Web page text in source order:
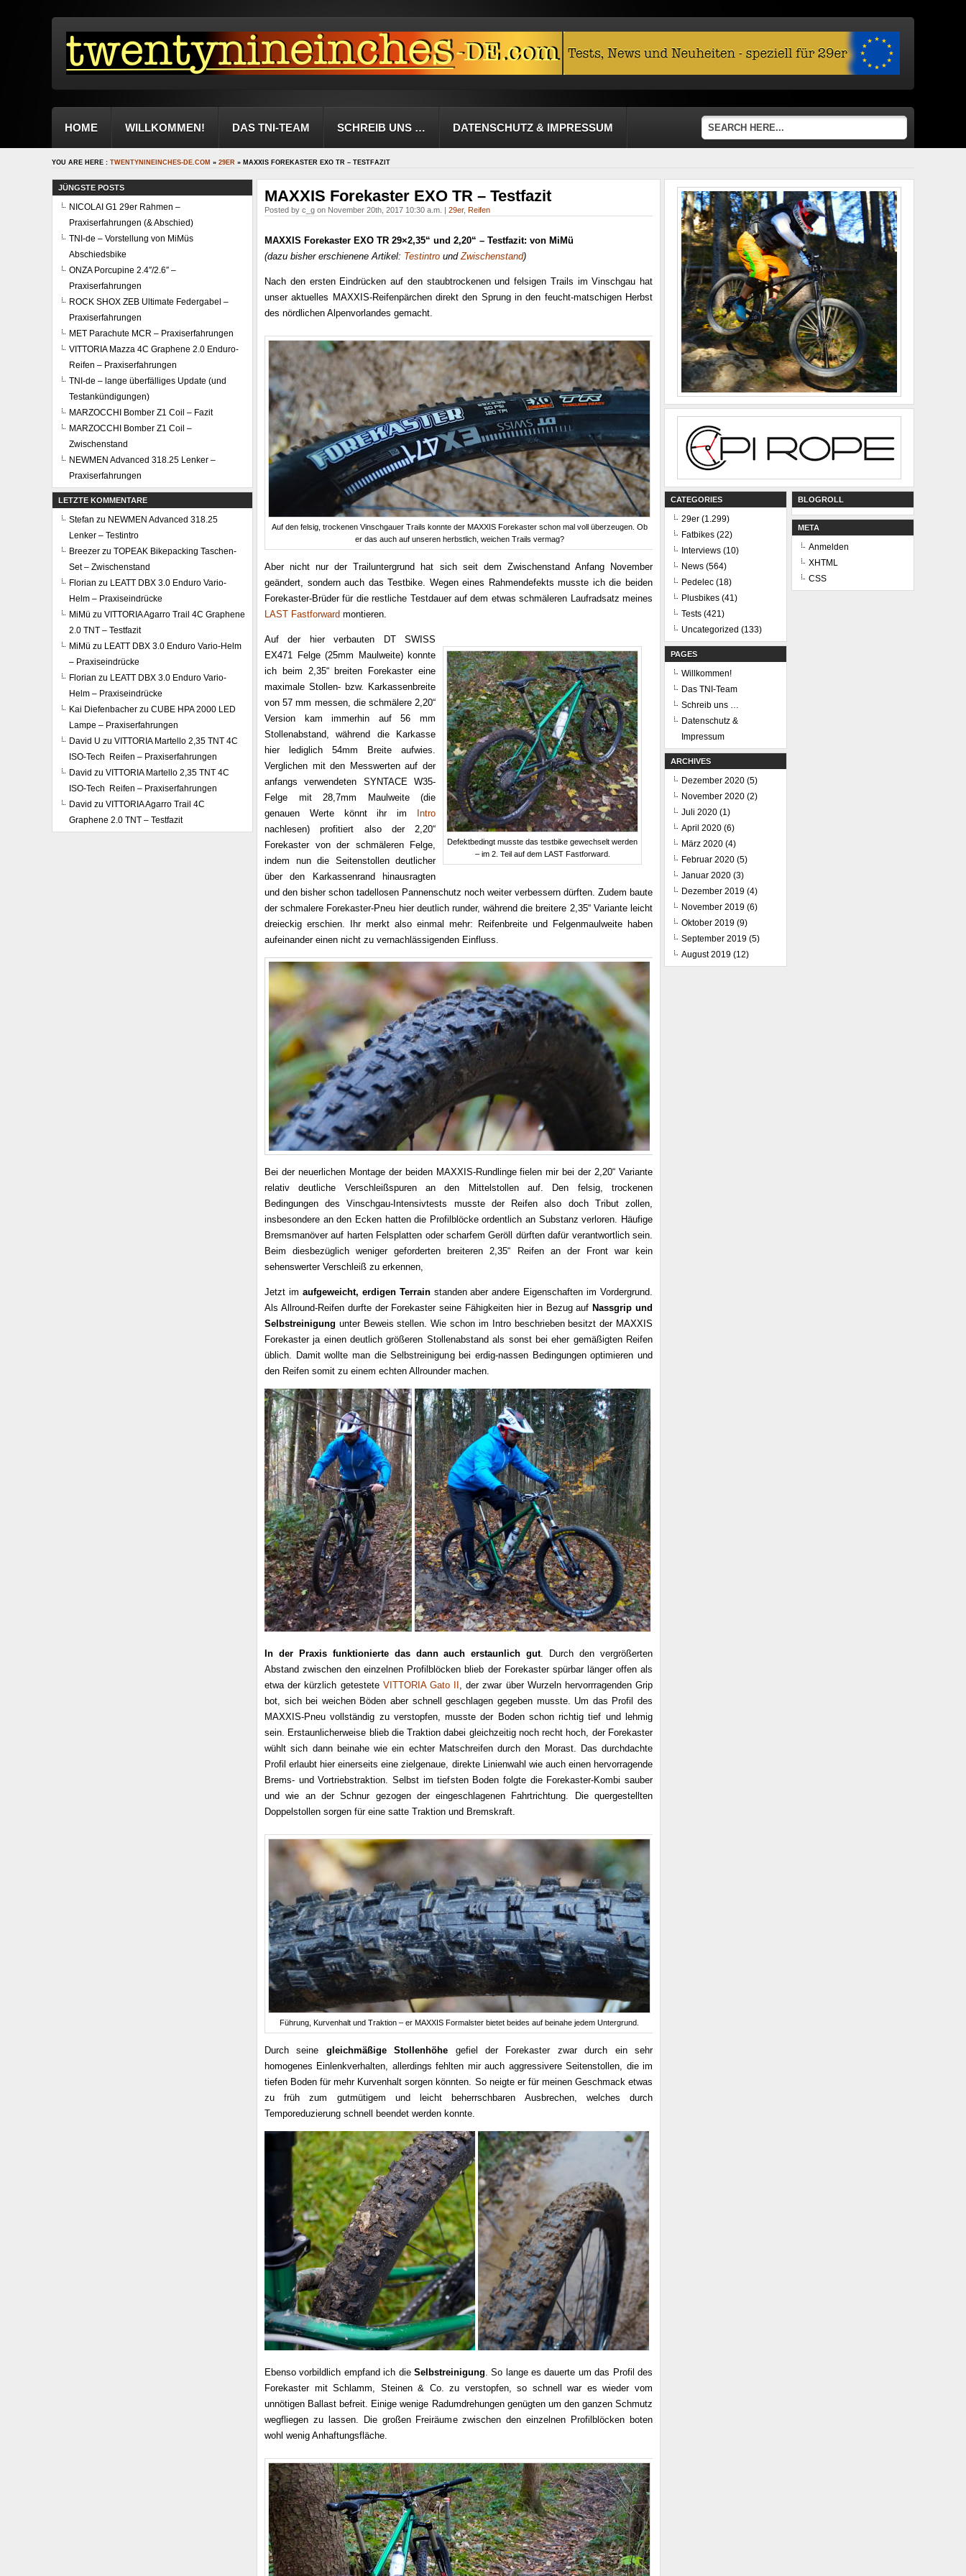
HOME WILLKOMMEN! DAS TNI-TEAM SCHREIB UNS … DATENSCHUTZ & IMPRESSUM
YOU ARE HERE : TWENTYNINEINCHES-DE.COM » 29ER » MAXXIS FOREKASTER EXO TR – TESTFAZIT
JÜNGSTE POSTS
NICOLAI G1 29er Rahmen –
Praxiserfahrungen (& Abschied)
TNI-de – Vorstellung von MiMüs
Abschiedsbike
ONZA Porcupine 2.4″/2.6″ –
Praxiserfahrungen
ROCK SHOX ZEB Ultimate Federgabel –
Praxiserfahrungen
MET Parachute MCR – Praxiserfahrungen
VITTORIA Mazza 4C Graphene 2.0 Enduro-
Reifen – Praxiserfahrungen
TNI-de – lange überfälliges Update (und
Testankündigungen)
MARZOCCHI Bomber Z1 Coil – Fazit
MARZOCCHI Bomber Z1 Coil –
Zwischenstand
NEWMEN Advanced 318.25 Lenker –
Praxiserfahrungen
LETZTE KOMMENTARE
Stefan zu NEWMEN Advanced 318.25
Lenker – Testintro
Breezer zu TOPEAK Bikepacking Taschen-
Set – Zwischenstand
Florian zu LEATT DBX 3.0 Enduro Vario-
Helm – Praxiseindrücke
MiMü zu VITTORIA Agarro Trail 4C Graphene
2.0 TNT – Testfazit
MiMü zu LEATT DBX 3.0 Enduro Vario-Helm
– Praxiseindrücke
Florian zu LEATT DBX 3.0 Enduro Vario-
Helm – Praxiseindrücke
Kai Diefenbacher zu CUBE HPA 2000 LED
Lampe – Praxiserfahrungen
David U zu VITTORIA Martello 2,35 TNT 4C
ISO-Tech Reifen – Praxiserfahrungen
David zu VITTORIA Martello 2,35 TNT 4C
ISO-Tech Reifen – Praxiserfahrungen
David zu VITTORIA Agarro Trail 4C
Graphene 2.0 TNT – Testfazit
MAXXIS Forekaster EXO TR – Testfazit
Posted by c_g on November 20th, 2017 10:30 a.m. | 29er, Reifen
MAXXIS Forekaster EXO TR 29×2,35“ und 2,20“ – Testfazit: von MiMü
(dazu bisher erschienene Artikel: Testintro undZwischenstand)
Nach den ersten Eindrücken auf den staubtrockenen und felsigen Trails im Vinschgau hat
unser aktuelles MAXXIS-Reifenpärchen direkt den Sprung in den feucht-matschigen Herbst
des nördlichen Alpenvorlandes gemacht.
Auf den felsig, trockenen Vinschgauer Trails konnte der MAXXIS Forekaster schon mal voll überzeugen. Ob
er das auch auf unseren herbstlich, weichen Trails vermag?
Aber nicht nur der Trailuntergrund hat sich seit dem Zwischenstand Anfang November
geändert, sondern auch das Testbike. Wegen eines Rahmendefekts musste ich die beiden
Forekaster-Brüder für die restliche Testdauer auf dem etwas schmäleren Laufradsatz meines
LAST Fastforward montieren.
Defektbedingt musste das testbike gewechselt werden
– im 2. Teil auf dem LAST Fastforward.
Auf der hier verbauten DT SWISS
EX471 Felge (25mm Maulweite) konnte
ich beim 2,35“ breiten Forekaster eine
maximale Stollen- bzw. Karkassenbreite
von 57 mm messen, die schmälere 2,20“
Version kam immerhin auf 56 mm
Stollenabstand, während die Karkasse
hier lediglich 54mm Breite aufwies.
Verglichen mit den Messwerten auf der
anfangs verwendeten SYNTACE W35-
Felge mit 28,7mm Maulweite (die
genauen Werte könnt ihr im
Intro
nachlesen) profitiert also der 2,20“
Forekaster von der schmäleren Felge,
indem nun die Seitenstollen deutlicher
über den Karkassenrand hinausragten
und den bisher schon tadellosen Pannenschutz noch weiter verbessern dürften. Zudem baute
der schmalere Forekaster-Pneu hier deutlich runder, während die breitere 2,35“ Variante leicht
dreieckig erschien. Ihr merkt also einmal mehr: Reifenbreite und Felgenmaulweite haben
aufeinander einen nicht zu vernachlässigenden Einfluss.
Bei der neuerlichen Montage der beiden MAXXIS-Rundlinge fielen mir bei der 2,20“ Variante
relativ deutliche Verschleißspuren an den Mittelstollen auf. Den felsig, trockenen
Bedingungen des Vinschgau-Intensivtests musste der Reifen also doch Tribut zollen,
insbesondere an den Ecken hatten die Profilblöcke ordentlich an Substanz verloren. Häufige
Bremsmanöver auf harten Felsplatten oder scharfem Geröll dürften dafür verantwortlich sein.
Beim diesbezüglich weniger geforderten breiteren 2,35“ Reifen an der Front war kein
sehenswerter Verschleiß zu erkennen,
Jetzt im aufgeweicht, erdigen Terrainstanden aber andere Eigenschaften im Vordergrund.
Als Allround-Reifen durfte der Forekaster seine Fähigkeiten hier in Bezug auf Nassgrip und
Selbstreinigung unter Beweis stellen. Wie schon im Intro beschrieben besitzt der MAXXIS
Forekaster ja einen deutlich größeren Stollenabstand als sonst bei eher gemäßigten Reifen
üblich. Damit wollte man die Selbstreinigung bei erdig-nassen Bedingungen optimieren und
den Reifen somit zu einem echten Allrounder machen.
In der Praxis funktionierte das dann auch erstaunlich gut. Durch den vergrößerten
Abstand zwischen den einzelnen Profilblöcken blieb der Forekaster spürbar länger offen als
etwa der kürzlich getestete VITTORIA Gato II , der zwar über Wurzeln hervorrragenden Grip
bot, sich bei weichen Böden aber schnell geschlagen gegeben musste. Um das Profil des
MAXXIS-Pneu vollständig zu verstopfen, musste der Boden schon richtig tief und lehmig
sein. Erstaunlicherweise blieb die Traktion dabei gleichzeitig noch recht hoch, der Forekaster
wühlt sich dann beinahe wie ein echter Matschreifen durch den Morast. Das durchdachte
Profil erlaubt hier einerseits eine zielgenaue, direkte Linienwahl wie auch einen hervorragende
Brems- und Vortriebstraktion. Selbst im tiefsten Boden folgte die Forekaster-Kombi sauber
und wie an der Schnur gezogen der eingeschlagenen Fahrtrichtung. Die quergestellten
Doppelstollen sorgen für eine satte Traktion und Bremskraft.
Führung, Kurvenhalt und Traktion – er MAXXIS Formalster bietet beides auf beinahe jedem Untergrund.
Durch seine gleichmäßige Stollenhöhe gefiel der Forekaster zwar durch ein sehr
homogenes Einlenkverhalten, allerdings fehlten mir auch aggressivere Seitenstollen, die im
tiefen Boden für mehr Kurvenhalt sorgen könnten. So neigte er für meinen Geschmack etwas
zu früh zum gutmütigem und leicht beherrschbaren Ausbrechen, welches durch
Temporeduzierung schnell beendet werden konnte.
Ebenso vorbildlich empfand ich die Selbstreinigung. So lange es dauerte um das Profil des
Forekaster mit Schlamm, Steinen & Co. zu verstopfen, so schnell war es wieder vom
unnötigen Ballast befreit. Einige wenige Radumdrehungen genügten um den ganzen Schmutz
wegfliegen zu lassen. Die großen Freiräume zwischen den einzelnen Profilblöcken boten
wohl wenig Anhaftungsfläche.
CATEGORIES
29er (1.299)
Fatbikes (22)
Interviews (10)
News (564)
Pedelec (18)
Plusbikes (41)
Tests (421)
Uncategorized (133)
PAGES
Willkommen!
Das TNI-Team
Schreib uns …
Datenschutz &
Impressum
ARCHIVES
Dezember 2020 (5)
November 2020 (2)
Juli 2020 (1)
April 2020 (6)
März 2020 (4)
Februar 2020 (5)
Januar 2020 (3)
Dezember 2019 (4)
November 2019 (6)
Oktober 2019 (9)
September 2019 (5)
August 2019 (12)
BLOGROLL
META
Anmelden
XHTML
CSS